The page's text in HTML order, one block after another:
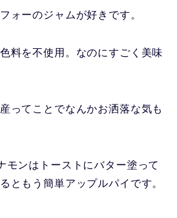
ォーのジャムが好きです。
料を不使用。なのにすごく美味
ってことでなんかお洒落な気も
モンはトーストにバター塗って
ともう簡単アップルパイです。